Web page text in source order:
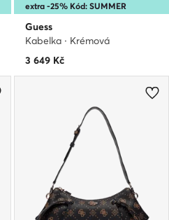
extra -25% Kód: SUMMER
Guess
Kabelka · Krémová
3 649 Kč